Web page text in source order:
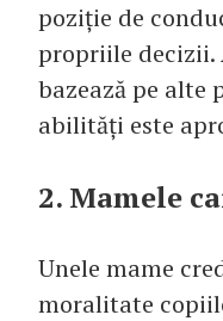
poziție de
propriile decizii.
bazează pe alte
abilități este
2. Mamele
Unele mame
moralitate